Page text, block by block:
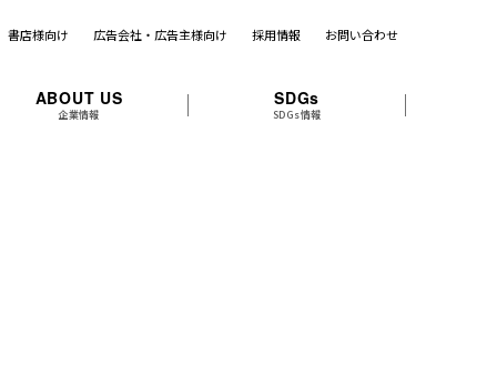
書店様向け 広告会社・広告主様向け 採用情報 お問い合わせ
ABOUT US
企業情報
SDGs
SDGs情報